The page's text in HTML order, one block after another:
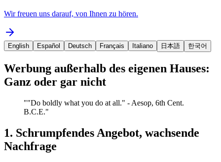
Wir freuen uns darauf, von Ihnen zu hören.
English Español Deutsch Français Italiano 日本語 한국어
Werbung außerhalb des eigenen Hauses:
Ganz oder gar nicht
""Do boldly what you do at all." - Aesop, 6th Cent.
B.C.E."
1. Schrumpfendes Angebot, wachsende
Nachfrage